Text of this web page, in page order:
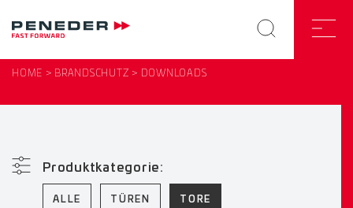
HOME BRANDSCHUTZ DOWNLOADS
Produktkategorie:
ALLE TÜREN TORE